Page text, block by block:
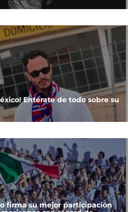
Entérate de todo sobre su
firma su mejor participación